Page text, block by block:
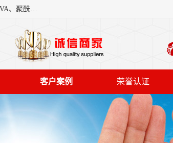
东莞市恒屹国际贸易有限公司（简称：恒屹国际）是一家石化原料综合营销服务商，主营产品乙烯-醋酸乙烯共聚物EVA、聚酰胺PA（尼龙）、醚酯型热塑弹性体TPEE等，公司秉承以市场为导向的战略思想，致力于大宗石化原料在中国市场的营销服务业务，为客户提供一站式的全面服务。
客户案例 荣誉认证